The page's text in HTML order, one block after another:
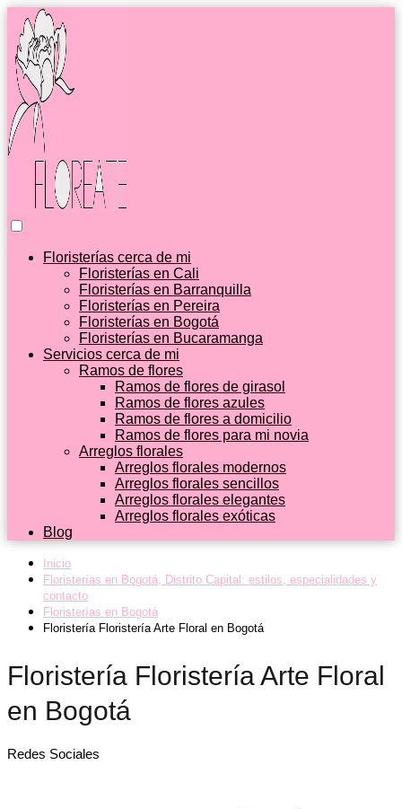
Floristerías cerca de mi
Floristerías en Cali
Floristerías en Barranquilla
Floristerías en Pereira
Floristerías en Bogotá
Floristerías en Bucaramanga
Servicios cerca de mi
Ramos de flores
Ramos de flores de girasol
Ramos de flores azules
Ramos de flores a domicilio
Ramos de flores para mi novia
Arreglos florales
Arreglos florales modernos
Arreglos florales sencillos
Arreglos florales elegantes
Arreglos florales exóticas
Blog
Inicio
Floristerías en Bogotá, Distrito Capital: estilos, especialidades y
contacto
Floristerías en Bogotá
Floristería Floristería Arte Floral en Bogotá
Floristería Floristería Arte Floral
en Bogotá
Redes Sociales